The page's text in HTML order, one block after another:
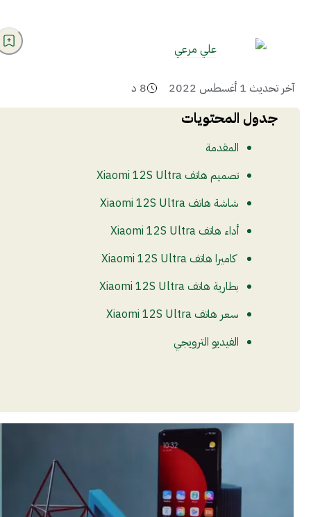
علي مرعي
آخر تحديث 1 أغسطس 2022 8 د
جدول المحتويات
المقدمة
تصميم هاتف Xiaomi 12S Ultra
شاشة هاتف Xiaomi 12S Ultra
أداء هاتف Xiaomi 12S Ultra
كاميرا هاتف Xiaomi 12S Ultra
بطارية هاتف Xiaomi 12S Ultra
سعر هاتف Xiaomi 12S Ultra
الفيديو الترويجي